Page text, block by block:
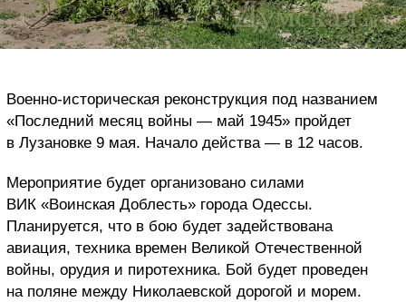
Военно-историческая реконструкция под названием
«Последний месяц войны — май 1945» пройдет
в Лузановке 9 мая. Начало действа — в 12 часов.
Мероприятие будет организовано силами
ВИК «Воинская Доблесть» города Одессы.
Планируется, что в бою будет задействована
авиация, техника времен Великой Отечественной
войны, орудия и пиротехника. Бой будет проведен
на поляне между Николаевской дорогой и морем.